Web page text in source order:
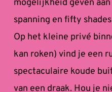
mogelijkheid geven
spanning en fifty
Op het kleine privé
kan roken) vind je een
spectaculaire koude
van een draak. Hou je